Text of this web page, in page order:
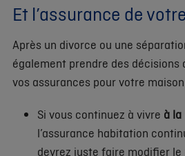
Et l’assurance de
Après un divorce ou une
également prendre des
vos assurances pour votre
Si vous continuez à vivre à
l’assurance habitation
devrez juste faire modifier le